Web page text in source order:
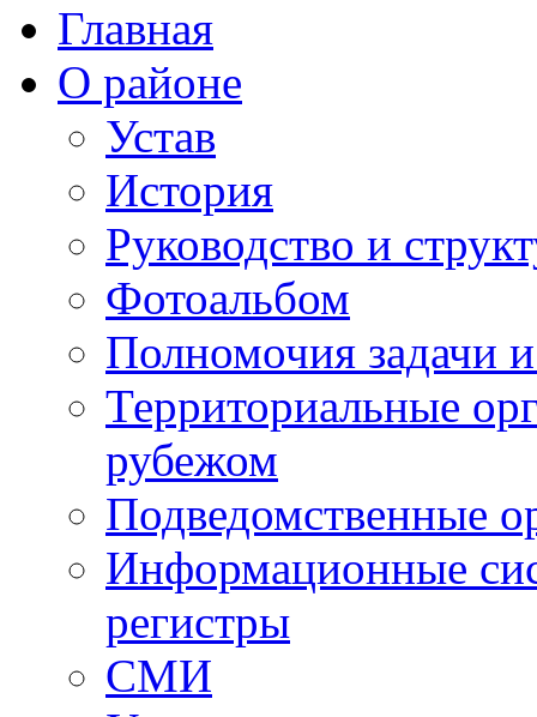
Главная
О районе
Устав
История
Руководство и
Фотоальбом
Полномочия задачи
Территориальные
рубежом
Подведомственные
Информационные
регистры
СМИ